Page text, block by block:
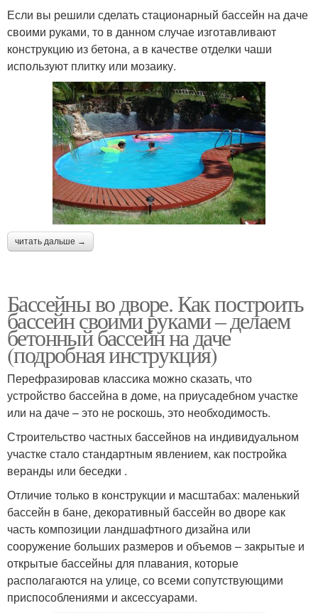
Если вы решили сделать стационарный бассейн на даче
своими руками, то в данном случае изготавливают
конструкцию из бетона, а в качестве отделки чаши
используют плитку или мозаику.
читать дальше →
Бассейны во дворе. Как построить
бассейн своими руками – делаем
бетонный бассейн на даче
(подробная инструкция)
Перефразировав классика можно сказать, что
устройство бассейна в доме, на приусадебном участке
или на даче – это не роскошь, это необходимость.
Строительство частных бассейнов на индивидуальном
участке стало стандартным явлением, как постройка
веранды или беседки .
Отличие только в конструкции и масштабах: маленький
бассейн в бане, декоративный бассейн во дворе как
часть композиции ландшафтного дизайна или
сооружение больших размеров и объемов – закрытые и
открытые бассейны для плавания, которые
располагаются на улице, со всеми сопутствующими
приспособлениями и аксессуарами.